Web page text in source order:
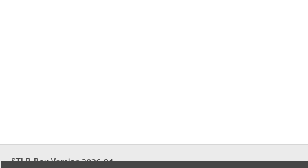
STLB-Bau Version 2026-04